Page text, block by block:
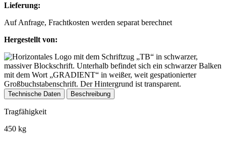
Lieferung:
Auf Anfrage, Frachtkosten werden separat berechnet
Hergestellt von:
Technische Daten Beschreibung
Tragfähigkeit
450 kg